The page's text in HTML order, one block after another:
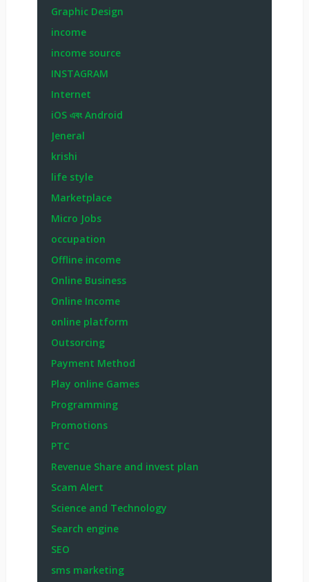
Graphic Design
income
income source
INSTAGRAM
Internet
iOS এবং Android
Jeneral
krishi
life style
Marketplace
Micro Jobs
occupation
Offline income
Online Business
Online Income
online platform
Outsorcing
Payment Method
Play online Games
Programming
Promotions
PTC
Revenue Share and invest plan
Scam Alert
Science and Technology
Search engine
SEO
sms marketing